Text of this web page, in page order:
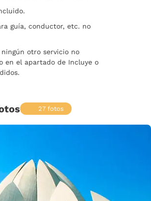
guía, conductor, etc. no
otro servicio no
en el apartado de Incluye o
27 fotos